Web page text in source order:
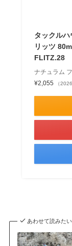
タックル
リッツ
FLITZ.28
ナチュラム
¥2,055
（
あわせて読みたい